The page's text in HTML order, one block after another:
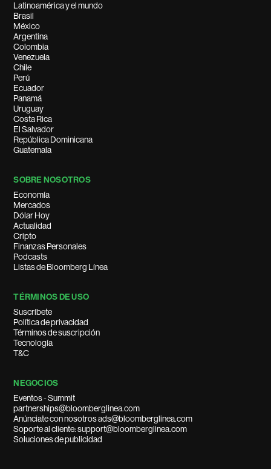
Latinoamérica y el mundo
Brasil
México
Argentina
Colombia
Venezuela
Chile
Perú
Ecuador
Panamá
Uruguay
Costa Rica
El Salvador
República Dominicana
Guatemala
SOBRE NOSOTROS
Economía
Mercados
Dólar Hoy
Actualidad
Cripto
Finanzas Personales
Podcasts
Listas de Bloomberg Línea
TÉRMINOS DE USO
Suscríbete
Política de privacidad
Términos de suscripción
Tecnología
T&C
NEGOCIOS
Eventos - Summit
partnerships@bloomberglinea.com
Anúnciate con nosotros ads@bloomberglinea.com
Soporte al cliente: support@bloomberglinea.com
Soluciones de publicidad